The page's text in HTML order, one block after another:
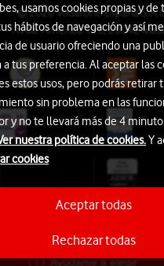
Ayúdame a elegir
© 2026 Vodafone España
Avda. América 115, 28042
usamos cookies propias y de
hábitos de navegación y así
de usuario ofreciendo una
a tus preferencia. Al aceptar las
estos usos, pero podrás retirar
sin problema en las
y no te llevará más de 4
nuestra política de cookies.Y
cookies
Rechazar todas
Aceptar todas